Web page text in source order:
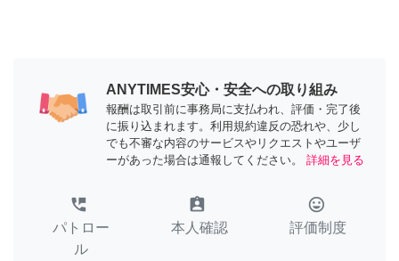
ANYTIMES安心・安全への取り組み
報酬は取引前に事務局に支払われ、評価・完了後
に振り込まれます。利用規約違反の恐れや、少し
でも不審な内容のサービスやリクエストやユーザ
ーがあった場合は通報してください。
詳細を見る
perm_phone_msg
パトロー
ル
assignment_ind
本人確認
tag_faces
評価制度